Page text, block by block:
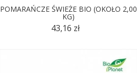
POMARAŃCZE ŚWIEŻE BIO (OKOŁO 2,00
KG)
43,16 zł